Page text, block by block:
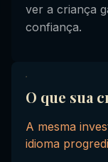
ver a criança
confiança.
O que sua
A mesma
idioma